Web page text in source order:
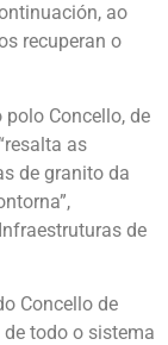
ao
recuperan o
Concello, de
as
de granito da
de
Concello de
todo o sistema